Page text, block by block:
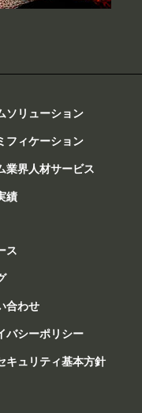
ソリューション
フィケーション
業界人材サービス
績
ス
合わせ
バシーポリシー
キュリティ基本方針